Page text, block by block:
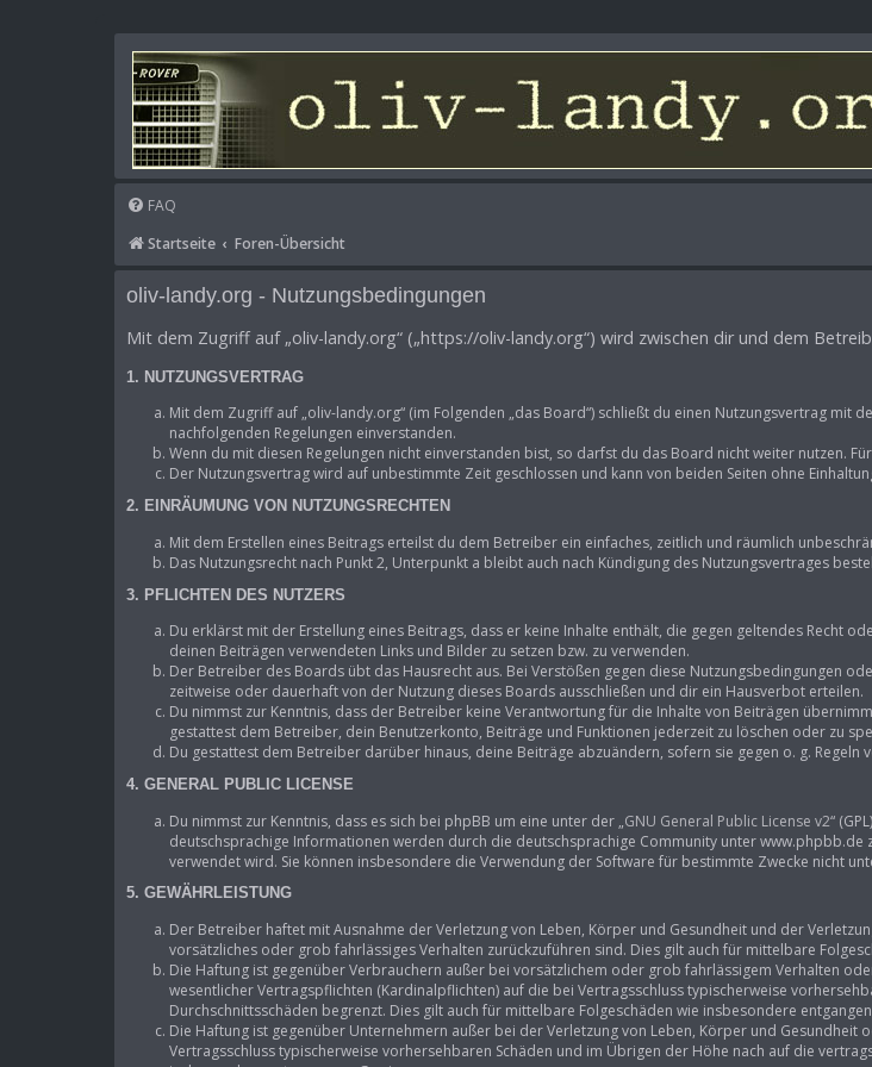
FAQ
Startseite
Foren-Übersicht
oliv-landy.org - Nutzungsbedingungen
Mit dem Zugriff auf „oliv-landy.org“ („https://oliv-landy.org“) wird zwischen dir und dem
1. NUTZUNGSVERTRAG
Mit dem Zugriff auf „oliv-landy.org“ (im Folgenden „das Board“) schließt du einen Nutzungsvertrag
nachfolgenden Regelungen einverstanden.
Wenn du mit diesen Regelungen nicht einverstanden bist, so darfst du das Board nicht weiter nutzen.
Der Nutzungsvertrag wird auf unbestimmte Zeit geschlossen und kann von beiden Seiten ohne
2. EINRÄUMUNG VON NUTZUNGSRECHTEN
Mit dem Erstellen eines Beitrags erteilst du dem Betreiber ein einfaches, zeitlich und räumlich
Das Nutzungsrecht nach Punkt 2, Unterpunkt a bleibt auch nach Kündigung des Nutzungsvertrages
3. PFLICHTEN DES NUTZERS
Du erklärst mit der Erstellung eines Beitrags, dass er keine Inhalte enthält, die gegen geltendes Recht
deinen Beiträgen verwendeten Links und Bilder zu setzen bzw. zu verwenden.
Der Betreiber des Boards übt das Hausrecht aus. Bei Verstößen gegen diese Nutzungsbedingungen
zeitweise oder dauerhaft von der Nutzung dieses Boards ausschließen und dir ein Hausverbot erteilen.
Du nimmst zur Kenntnis, dass der Betreiber keine Verantwortung für die Inhalte von Beiträgen
gestattest dem Betreiber, dein Benutzerkonto, Beiträge und Funktionen jederzeit zu löschen oder zu
Du gestattest dem Betreiber darüber hinaus, deine Beiträge abzuändern, sofern sie gegen o. g.
4. GENERAL PUBLIC LICENSE
Du nimmst zur Kenntnis, dass es sich bei phpBB um eine unter der „GNU General Public License v2“
deutschsprachige Informationen werden durch die deutschsprachige Community unter www.phpbb.de
verwendet wird. Sie können insbesondere die Verwendung der Software für bestimmte Zwecke nicht
5. GEWÄHRLEISTUNG
Der Betreiber haftet mit Ausnahme der Verletzung von Leben, Körper und Gesundheit und der
vorsätzliches oder grob fahrlässiges Verhalten zurückzuführen sind. Dies gilt auch für mittelbare
Die Haftung ist gegenüber Verbrauchern außer bei vorsätzlichem oder grob fahrlässigem Verhalten
wesentlicher Vertragspflichten (Kardinalpflichten) auf die bei Vertragsschluss typischerweise
Durchschnittsschäden begrenzt. Dies gilt auch für mittelbare Folgeschäden wie insbesondere
Die Haftung ist gegenüber Unternehmern außer bei der Verletzung von Leben, Körper und
Vertragsschluss typischerweise vorhersehbaren Schäden und im Übrigen der Höhe nach auf die